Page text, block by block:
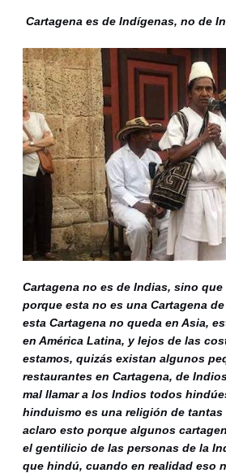
Cartagena es de Indígenas, no de
Cartagena no es de Indias, sino
porque esta no es una Cartagena
esta Cartagena no queda en Asia,
en América Latina, y lejos de las
estamos, quizás existan algunos
restaurantes en Cartagena, de
mal llamar a los Indios todos
hinduismo es una religión de tantas
aclaro esto porque algunos
el gentilicio de las personas de la
que hindú, cuando en realidad eso